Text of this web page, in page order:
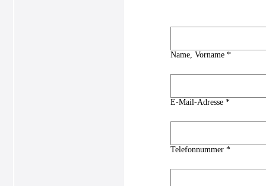
Name, Vorname *
E-Mail-Adresse *
Telefonnummer *